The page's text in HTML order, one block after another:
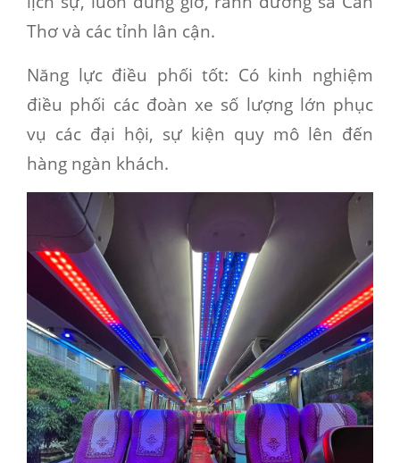
Thơ và các tỉnh lân cận.
Năng lực điều phối tốt: Có kinh nghiệm
điều phối các đoàn xe số lượng lớn phục
vụ các đại hội, sự kiện quy mô lên đến
hàng ngàn khách.